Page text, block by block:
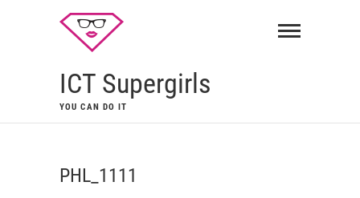
ICT Supergirls
YOU CAN DO IT
PHL_1111